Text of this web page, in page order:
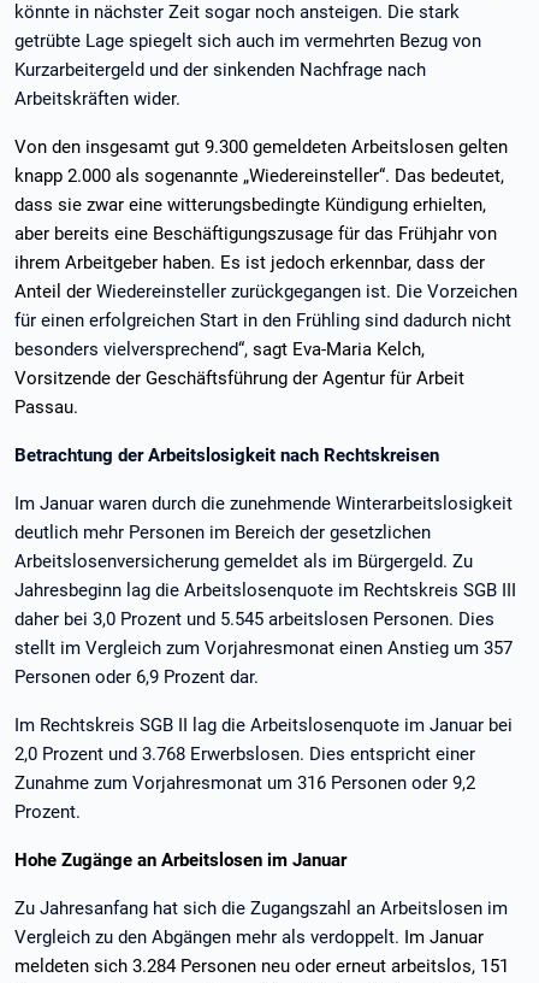
könnte in nächster Zeit sogar noch ansteigen. Die stark
getrübte Lage spiegelt sich auch im vermehrten Bezug von
Kurzarbeitergeld und der sinkenden Nachfrage nach
Arbeitskräften wider.
Von den insgesamt gut 9.300 gemeldeten Arbeitslosen gelten
knapp 2.000 als sogenannte „Wiedereinsteller“. Das bedeutet,
dass sie zwar eine witterungsbedingte Kündigung erhielten,
aber bereits eine Beschäftigungszusage für das Frühjahr von
ihrem Arbeitgeber haben. Es ist jedoch erkennbar, dass der
Anteil der Wiedereinsteller zurückgegangen ist. Die Vorzeichen
für einen erfolgreichen Start in den Frühling sind dadurch nicht
besonders vielversprechend“, sagt Eva-Maria Kelch,
Vorsitzende der Geschäftsführung der Agentur für Arbeit
Passau.
Betrachtung der Arbeitslosigkeit nach Rechtskreisen
Im Januar waren durch die zunehmende Winterarbeitslosigkeit
deutlich mehr Personen im Bereich der gesetzlichen
Arbeitslosenversicherung gemeldet als im Bürgergeld. Zu
Jahresbeginn lag die Arbeitslosenquote im Rechtskreis SGB III
daher bei 3,0 Prozent und 5.545 arbeitslosen Personen. Dies
stellt im Vergleich zum Vorjahresmonat einen Anstieg um 357
Personen oder 6,9 Prozent dar.
Im Rechtskreis SGB II lag die Arbeitslosenquote im Januar bei
2,0 Prozent und 3.768 Erwerbslosen. Dies entspricht einer
Zunahme zum Vorjahresmonat um 316 Personen oder 9,2
Prozent.
Hohe Zugänge an Arbeitslosen im Januar
Zu Jahresanfang hat sich die Zugangszahl an Arbeitslosen im
Vergleich zu den Abgängen mehr als verdoppelt. Im Januar
meldeten sich 3.284 Personen neu oder erneut arbeitslos, 151